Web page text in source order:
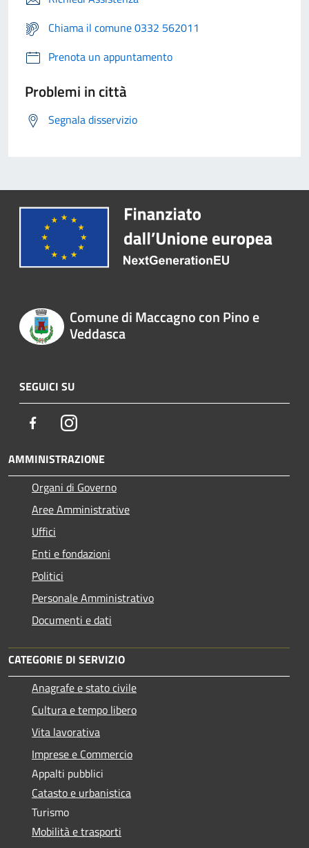
Chiama il comune 0332 562011
Prenota un appuntamento
Problemi in città
Segnala disservizio
Comune di Maccagno con Pino e
Veddasca
SEGUICI SU
FacebookInstagram
AMMINISTRAZIONE
Organi di Governo
Aree Amministrative
Uffici
Enti e fondazioni
Politici
Personale Amministrativo
Documenti e dati
CATEGORIE DI SERVIZIO
Anagrafe e stato civile
Cultura e tempo libero
Vita lavorativa
Imprese e Commercio
Appalti pubblici
Catasto e urbanistica
Turismo
Mobilità e trasporti